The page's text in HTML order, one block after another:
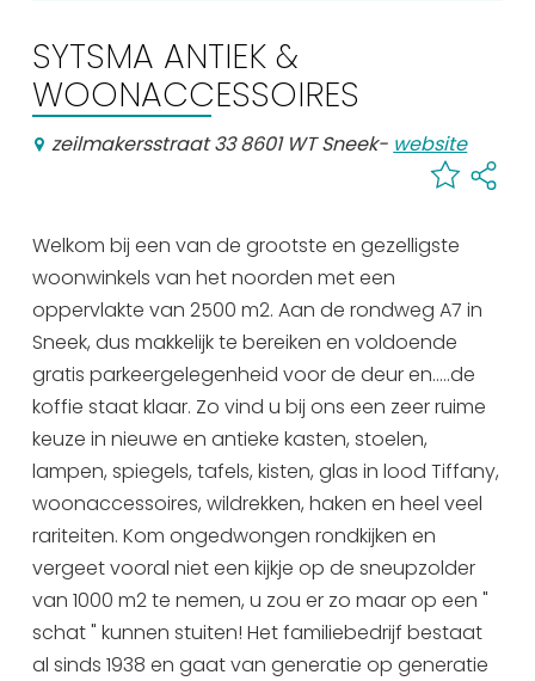
Overnachten in Sneek
Citygame Escapegame Sneek
Webcams
Winkelen in Sneek
Bootverhuur
SYTSMA ANTIEK &
WOONACCESSOIRES
zeilmakersstraat 33 8601 WT Sneek- website
Welkom bij een van de grootste en gezelligste
woonwinkels van het noorden met een
oppervlakte van 2500 m2. Aan de rondweg A7 in
Sneek, dus makkelijk te bereiken en voldoende
gratis parkeergelegenheid voor de deur en.....de
koffie staat klaar. Zo vind u bij ons een zeer ruime
keuze in nieuwe en antieke kasten, stoelen,
lampen, spiegels, tafels, kisten, glas in lood Tiffany,
woonaccessoires, wildrekken, haken en heel veel
rariteiten. Kom ongedwongen rondkijken en
vergeet vooral niet een kijkje op de sneupzolder
van 1000 m2 te nemen, u zou er zo maar op een "
schat " kunnen stuiten! Het familiebedrijf bestaat
al sinds 1938 en gaat van generatie op generatie